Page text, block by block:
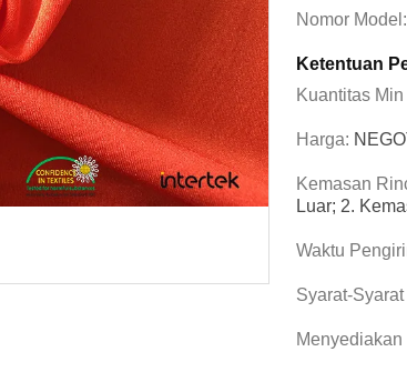
Nomor Model:
Ketentuan
Kuantitas Min
Harga:
Kemasan
Luar; 2.
Waktu
Syarat-